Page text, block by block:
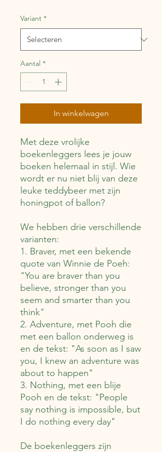
Variant *
Aantal *
In winkelwagen
Met deze vrolijke
boekenleggers lees je jouw
boeken helemaal in stijl. Wie
wordt er nu niet blij van deze
leuke teddybeer met zijn
honingpot of ballon?
We hebben drie verschillende
varianten:
1. Braver, met een bekende
quote van Winnie de Poeh:
"You are braver than you
believe, stronger than you
seem and smarter than you
think"
2. Adventure, met Pooh die
met een ballon onderweg is
en de tekst: "As soon as I saw
you, I knew an adventure was
about to happen"
3. Nothing, met een blije
Pooh en de tekst: "People
say nothing is impossible, but
I do nothing every day"
De boekenleggers zijn